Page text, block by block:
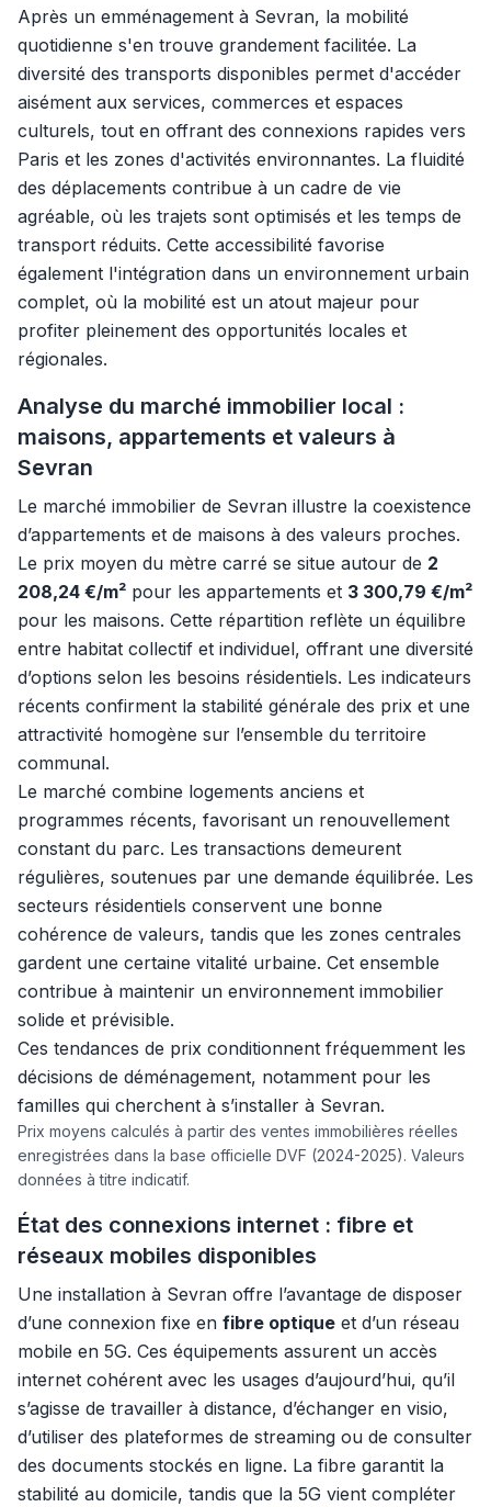
Après un emménagement à Sevran, la mobilité
quotidienne s'en trouve grandement facilitée. La
diversité des transports disponibles permet d'accéder
aisément aux services, commerces et espaces
culturels, tout en offrant des connexions rapides vers
Paris et les zones d'activités environnantes. La fluidité
des déplacements contribue à un cadre de vie
agréable, où les trajets sont optimisés et les temps de
transport réduits. Cette accessibilité favorise
également l'intégration dans un environnement urbain
complet, où la mobilité est un atout majeur pour
profiter pleinement des opportunités locales et
régionales.
Analyse du marché immobilier local :
maisons, appartements et valeurs à
Sevran
Le marché immobilier de Sevran illustre la coexistence
d’appartements et de maisons à des valeurs proches.
Le prix moyen du mètre carré se situe autour de 2
208,24 €/m² pour les appartements et 3 300,79 €/m²
pour les maisons. Cette répartition reflète un équilibre
entre habitat collectif et individuel, offrant une diversité
d’options selon les besoins résidentiels. Les indicateurs
récents confirment la stabilité générale des prix et une
attractivité homogène sur l’ensemble du territoire
communal.
Le marché combine logements anciens et
programmes récents, favorisant un renouvellement
constant du parc. Les transactions demeurent
régulières, soutenues par une demande équilibrée. Les
secteurs résidentiels conservent une bonne
cohérence de valeurs, tandis que les zones centrales
gardent une certaine vitalité urbaine. Cet ensemble
contribue à maintenir un environnement immobilier
solide et prévisible.
Ces tendances de prix conditionnent fréquemment les
décisions de déménagement, notamment pour les
familles qui cherchent à s’installer à Sevran.
Prix moyens calculés à partir des ventes immobilières réelles
enregistrées dans la base officielle DVF (2024-2025). Valeurs
données à titre indicatif.
État des connexions internet : fibre et
réseaux mobiles disponibles
Une installation à Sevran offre l’avantage de disposer
d’une connexion fixe en fibre optique et d’un réseau
mobile en 5G. Ces équipements assurent un accès
internet cohérent avec les usages d’aujourd’hui, qu’il
s’agisse de travailler à distance, d’échanger en visio,
d’utiliser des plateformes de streaming ou de consulter
des documents stockés en ligne. La fibre garantit la
stabilité au domicile, tandis que la 5G vient compléter